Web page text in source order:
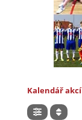
Kalendář akcí